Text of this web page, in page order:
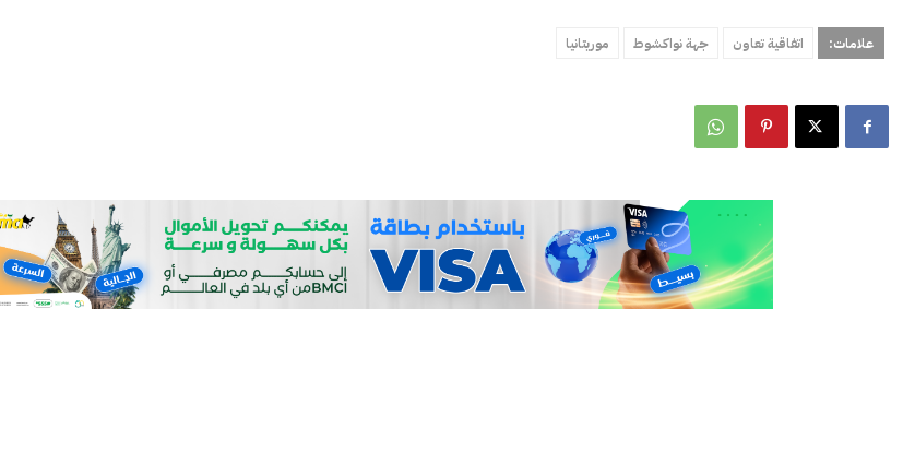
علامات: اتفاقية تعاون جهة نواكشوط موريتانيا